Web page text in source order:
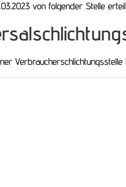
von folgender Stelle
Verbraucherschlichtungsstelle